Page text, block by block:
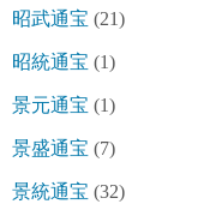
昭武通宝 (21)
昭統通宝 (1)
景元通宝 (1)
景盛通宝 (7)
景統通宝 (32)